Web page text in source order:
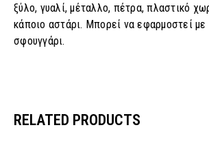
ξύλο, γυαλί, μέταλλο, πέτρα, πλαστικό
κάποιο αστάρι. Μπορεί να εφαρμοστεί με
σφουγγάρι.
RELATED PRODUCTS